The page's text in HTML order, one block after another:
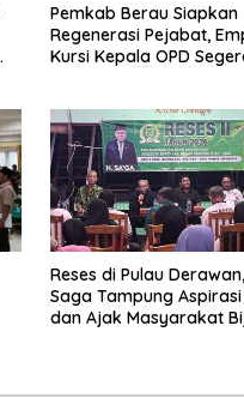
Pemkab Berau Siapkan
Regenerasi Pejabat,
Kursi Kepala OPD
Reses di Pulau
Saga Tampung
dan Ajak Masyarakat